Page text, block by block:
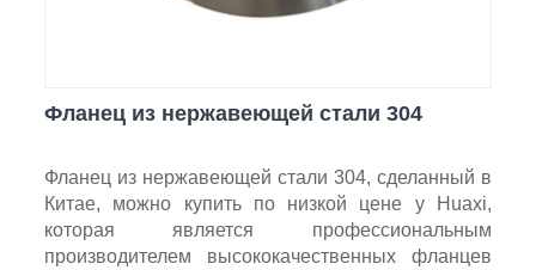
Фланец из нержавеющей стали 304
Фланец из нержавеющей стали 304, сделанный в
Китае, можно купить по низкой цене у Huaxi,
которая является профессиональным
производителем высококачественных фланцев